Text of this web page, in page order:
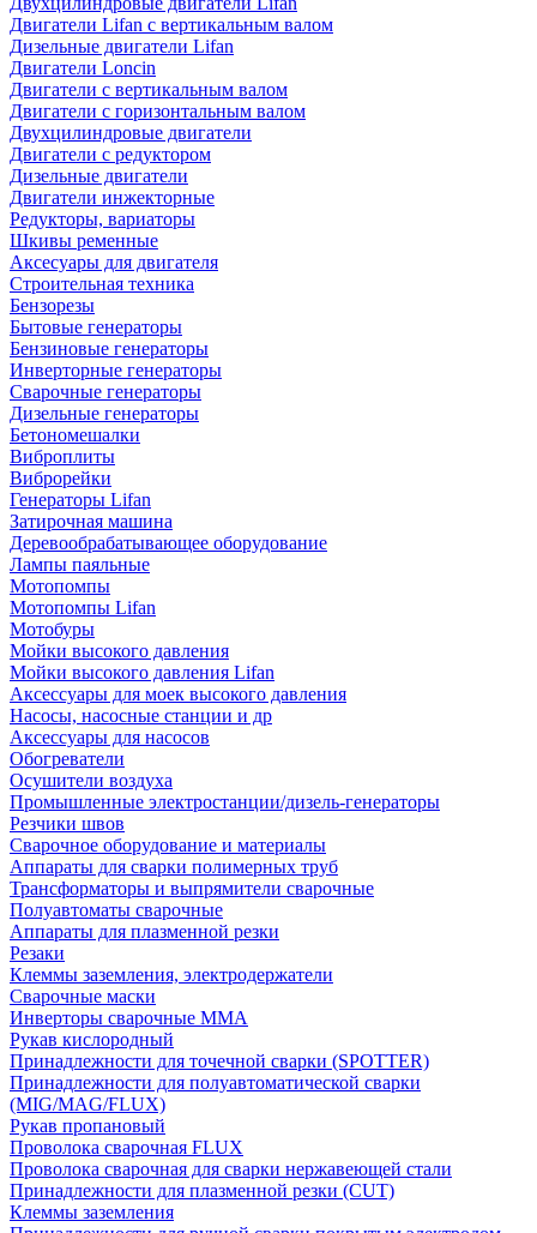
Двигатели Lifan с вертикальным валом
Дизельные двигатели Lifan
Двигатели Loncin
Двигатели с вертикальным валом
Двигатели с горизонтальным валом
Двухцилиндровые двигатели
Двигатели с редуктором
Дизельные двигатели
Двигатели инжекторные
Редукторы, вариаторы
Шкивы ременные
Аксесуары для двигателя
Строительная техника
Бензорезы
Бытовые генераторы
Бензиновые генераторы
Инверторные генераторы
Сварочные генераторы
Дизельные генераторы
Бетономешалки
Виброплиты
Виброрейки
Генераторы Lifan
Затирочная машина
Деревообрабатывающее оборудование
Лампы паяльные
Мотопомпы
Мотопомпы Lifan
Мотобуры
Мойки высокого давления
Мойки высокого давления Lifan
Аксессуары для моек высокого давления
Насосы, насосные станции и др
Аксессуары для насосов
Обогреватели
Осушители воздуха
Промышленные электростанции/дизель-генераторы
Резчики швов
Сварочное оборудование и материалы
Аппараты для сварки полимерных труб
Трансформаторы и выпрямители сварочные
Полуавтоматы сварочные
Аппараты для плазменной резки
Резаки
Клеммы заземления, электродержатели
Сварочные маски
Инверторы сварочные ММА
Рукав кислородный
Принадлежности для точечной сварки (SPOTTER)
Принадлежности для полуавтоматической сварки
(MIG/MAG/FLUX)
Рукав пропановый
Проволока сварочная FLUX
Проволока сварочная для сварки нержавеющей стали
Принадлежности для плазменной резки (CUT)
Клеммы заземления